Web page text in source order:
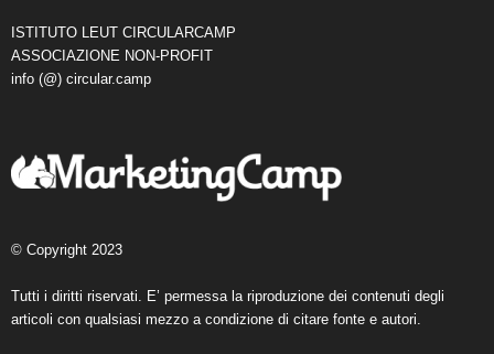
ISTITUTO LEUT CIRCULARCAMP
ASSOCIAZIONE NON-PROFIT
info (@) circular.camp
© Copyright 2023
Tutti i diritti riservati. E’ permessa la riproduzione dei contenuti degli
articoli con qualsiasi mezzo a condizione di citare fonte e autori.